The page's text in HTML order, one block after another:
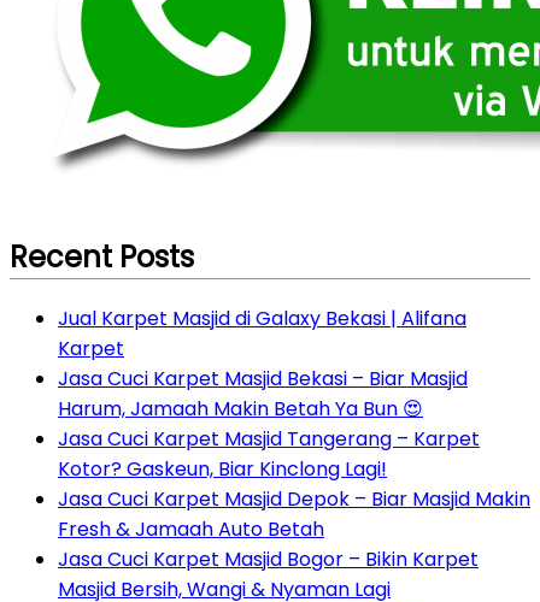
Recent Posts
Jual Karpet Masjid di Galaxy Bekasi | Alifana
Karpet
Jasa Cuci Karpet Masjid Bekasi – Biar Masjid
Harum, Jamaah Makin Betah Ya Bun 😍
Jasa Cuci Karpet Masjid Tangerang – Karpet
Kotor? Gaskeun, Biar Kinclong Lagi!
Jasa Cuci Karpet Masjid Depok – Biar Masjid Makin
Fresh & Jamaah Auto Betah
Jasa Cuci Karpet Masjid Bogor – Bikin Karpet
Masjid Bersih, Wangi & Nyaman Lagi